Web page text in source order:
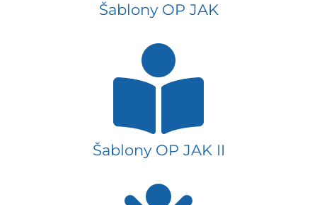
Šablony OP JAK
Šablony OP JAK II